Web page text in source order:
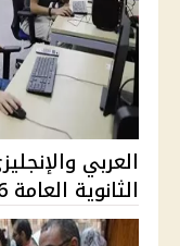
العربي
الثانوية العامة 2026 وتأثيرهما ع...